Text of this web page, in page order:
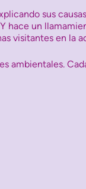
sus
hace un
visitantes en la
ambientales.